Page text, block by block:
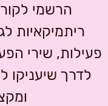
הרשמי
ריתמיקאיות
פעילות, שירי
לדרך שיעניקו